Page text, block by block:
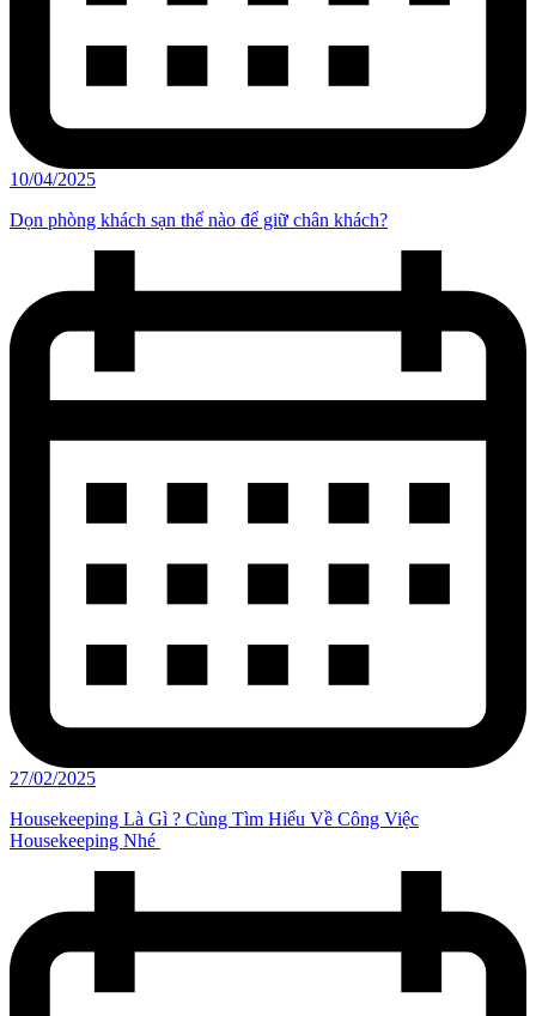
10/04/2025
Dọn phòng khách sạn thế nào để giữ chân khách?
27/02/2025
Housekeeping Là Gì ? Cùng Tìm Hiểu Về Công Việc
Housekeeping Nhé